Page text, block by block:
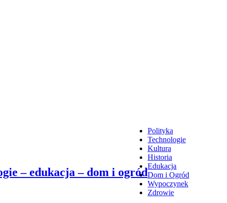
– edukacja – dom i ogród
Polityka
Technologie
Kultura
Historia
Edukacja
Dom i Ogród
Wypoczynek
Zdrowie